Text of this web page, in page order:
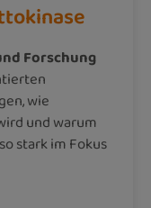
Forschung
wie
und warum
stark im Fokus